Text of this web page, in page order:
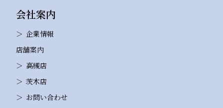
会社案内
企業情報
店舗案内
高槻店
茨木店
お問い合わせ